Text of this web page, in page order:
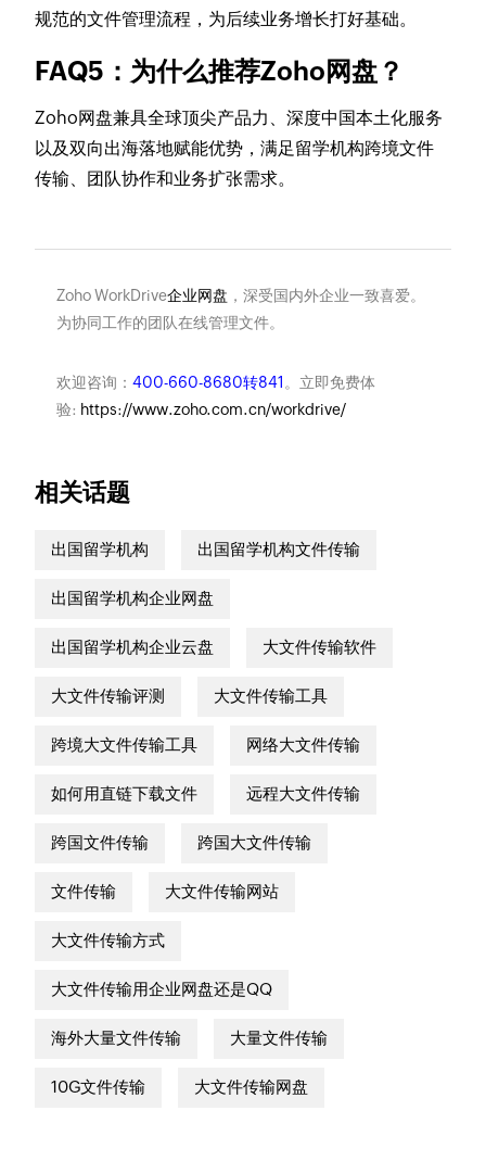
规范的文件管理流程，为后续业务增长打好基础。
FAQ5：为什么推荐Zoho网盘？
Zoho网盘兼具全球顶尖产品力、深度中国本土化服务
以及双向出海落地赋能优势，满足留学机构跨境文件
传输、团队协作和业务扩张需求。
Zoho WorkDrive企业网盘 ，深受国内外企业一致喜爱。
为协同工作的团队在线管理文件。
欢迎咨询： 400-660-8680转841 。立即免费体
验: https://www.zoho.com.cn/workdrive/
相关话题
出国留学机构 出国留学机构文件传输
出国留学机构企业网盘
出国留学机构企业云盘 大文件传输软件
大文件传输评测 大文件传输工具
跨境大文件传输工具 网络大文件传输
如何用直链下载文件 远程大文件传输
跨国文件传输 跨国大文件传输
文件传输 大文件传输网站
大文件传输方式
大文件传输用企业网盘还是QQ
海外大量文件传输 大量文件传输
10G文件传输 大文件传输网盘